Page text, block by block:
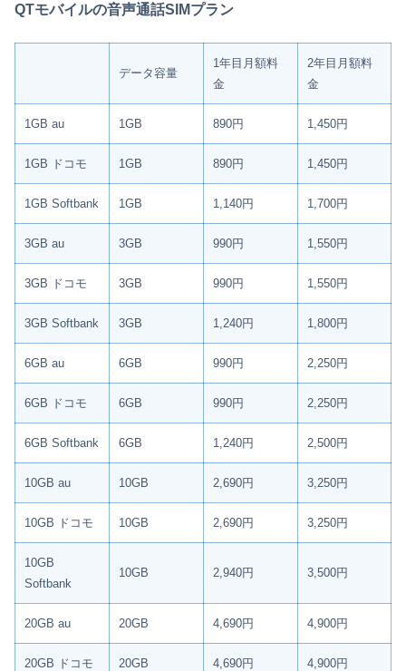
QTモバイルの音声通話SIMプラン
データ容量
1年目月額料
金
2年目月額料
金
1GB au 1GB 890円 1,450円
1GB ドコモ 1GB 890円 1,450円
1GB Softbank 1GB 1,140円 1,700円
3GB au 3GB 990円 1,550円
3GB ドコモ 3GB 990円 1,550円
3GB Softbank 3GB 1,240円 1,800円
6GB au 6GB 990円 2,250円
6GB ドコモ 6GB 990円 2,250円
6GB Softbank 6GB 1,240円 2,500円
10GB au 10GB 2,690円 3,250円
10GB ドコモ 10GB 2,690円 3,250円
10GB
Softbank
10GB 2,940円 3,500円
20GB au 20GB 4,690円 4,900円
20GB ドコモ 20GB 4,690円 4,900円